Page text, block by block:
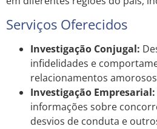
Serviços Oferecidos
Investigação Conjugal:
infidelidades e
relacionamentos
Investigação Empresarial:
informações sobre
desvios de conduta e